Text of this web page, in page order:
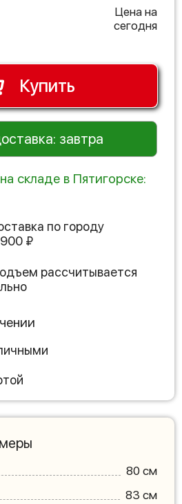
Цена на
сегодня
Купить
завтра
складе в Пятигорске:
по городу
900 ₽
рассчитывается
80 см
83 см